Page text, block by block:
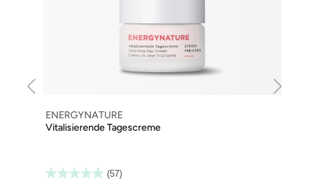
ENERGYNATURE
Vitalisierende Tagescreme
(57)